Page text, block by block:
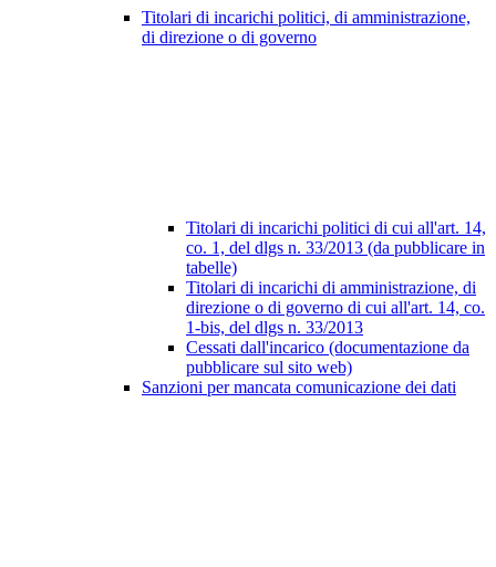
Titolari di incarichi politici, di amministrazione,
di direzione o di governo
Titolari di incarichi politici di cui all'art. 14,
co. 1, del dlgs n. 33/2013 (da pubblicare in
tabelle)
Titolari di incarichi di amministrazione, di
direzione o di governo di cui all'art. 14, co.
1-bis, del dlgs n. 33/2013
Cessati dall'incarico (documentazione da
pubblicare sul sito web)
Sanzioni per mancata comunicazione dei dati